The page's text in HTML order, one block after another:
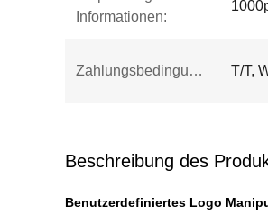
Informationen:
Zahlungsbedingungen: T/T,
Beschreibung des
Benutzerdefiniertes Logo